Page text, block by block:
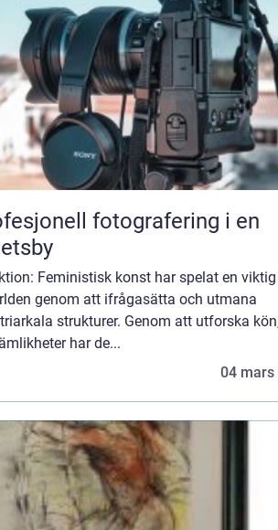
Feministisk konst har spelat en
genom att ifrågasätta och utmana
strukturer. Genom att utforska
har de...
04 mars